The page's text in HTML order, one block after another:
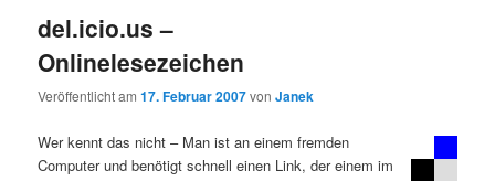
del.icio.us –
Onlinelesezeichen
Veröffentlicht am17. Februar 2007vonJanek
Wer kennt das nicht – Man ist an einem fremden
Computer und benötigt schnell einen Link, der einem im